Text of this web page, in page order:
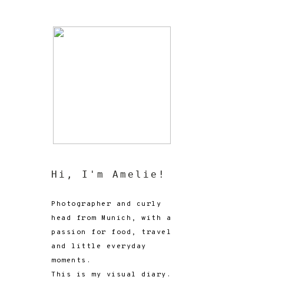
Hi, I'm Amelie!
Photographer and curly
head from Munich, with a
passion for food, travel
and little everyday
moments.
This is my visual diary.